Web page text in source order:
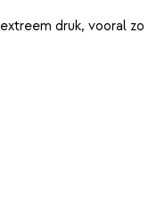
druk, vooral zo